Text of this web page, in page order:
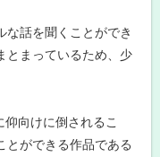
な話を聞くことができ
とまっているため、少
向けに倒されるこ
とができる作品である